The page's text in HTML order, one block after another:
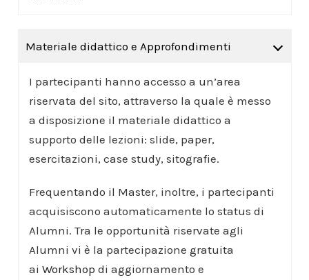
Materiale didattico e Approfondimenti
I partecipanti hanno accesso a un’area
riservata del sito, attraverso la quale è messo
a disposizione il materiale didattico a
supporto delle lezioni: slide, paper,
esercitazioni, case study, sitografie.
Frequentando il Master, inoltre, i partecipanti
acquisiscono automaticamente lo status di
Alumni. Tra le opportunità riservate agli
Alumni vi è la partecipazione gratuita
aiWorkshop di aggiornamento e